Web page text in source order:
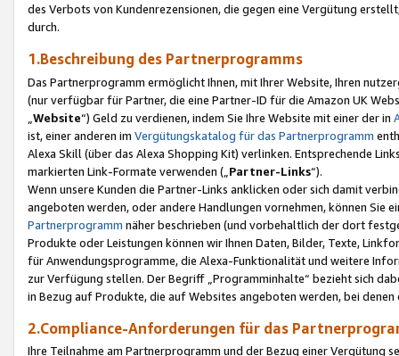
des Verbots von Kundenrezensionen, die gegen eine Vergütung
durch.
1.Beschreibung des Partnerprogramms
Das Partnerprogramm ermöglicht Ihnen, mit Ihrer Website, Ihren
(nur verfügbar für Partner, die eine Partner-ID für die Amazon UK
Website“) Geld zu verdienen, indem Sie Ihre Website mit einer der in
ist, einer anderen im Vergütungskatalog für das Partnerprogramm
Alexa Skill (über das Alexa Shopping Kit) verlinken. Entsprechende
markierten Link-Formate verwenden („ Partner-Links“).
Wenn unsere Kunden die Partner-Links anklicken oder sich damit
angeboten werden, oder andere Handlungen vornehmen, können Sie
Partnerprogramm näher beschrieben (und vorbehaltlich der dort
Produkte oder Leistungen können wir Ihnen Daten, Bilder, Texte,
für Anwendungsprogramme, die Alexa-Funktionalität und weitere
zur Verfügung stellen. Der Begriff „Programminhalte“ bezieht sich
in Bezug auf Produkte, die auf Websites angeboten werden, bei
2.Compliance-Anforderungen für das
Ihre Teilnahme am Partnerprogramm und der Bezug einer Vergütung